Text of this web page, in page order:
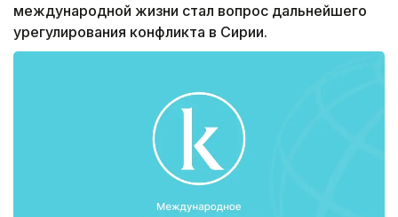
международной жизни стал вопрос дальнейшего
урегулирования конфликта в Сирии.